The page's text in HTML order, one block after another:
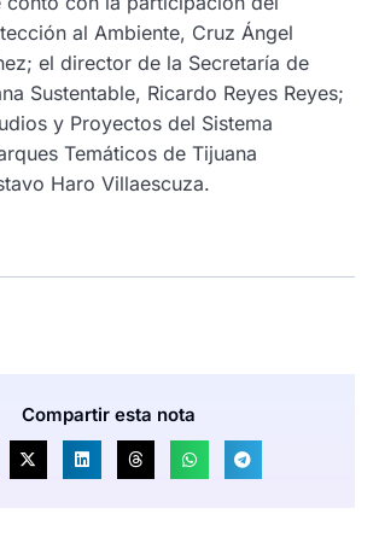
al Ambiente, Cruz Ángel
el director de la Secretaría de
Sustentable, Ricardo Reyes Reyes;
y Proyectos del Sistema
Temáticos de Tijuana
Haro Villaescuza.
Compartir esta nota